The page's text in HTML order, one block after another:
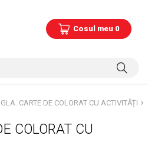
Cosul meu 0
CARTE DE COLORAT CU ACTIVITĂȚI
COLORAT CU